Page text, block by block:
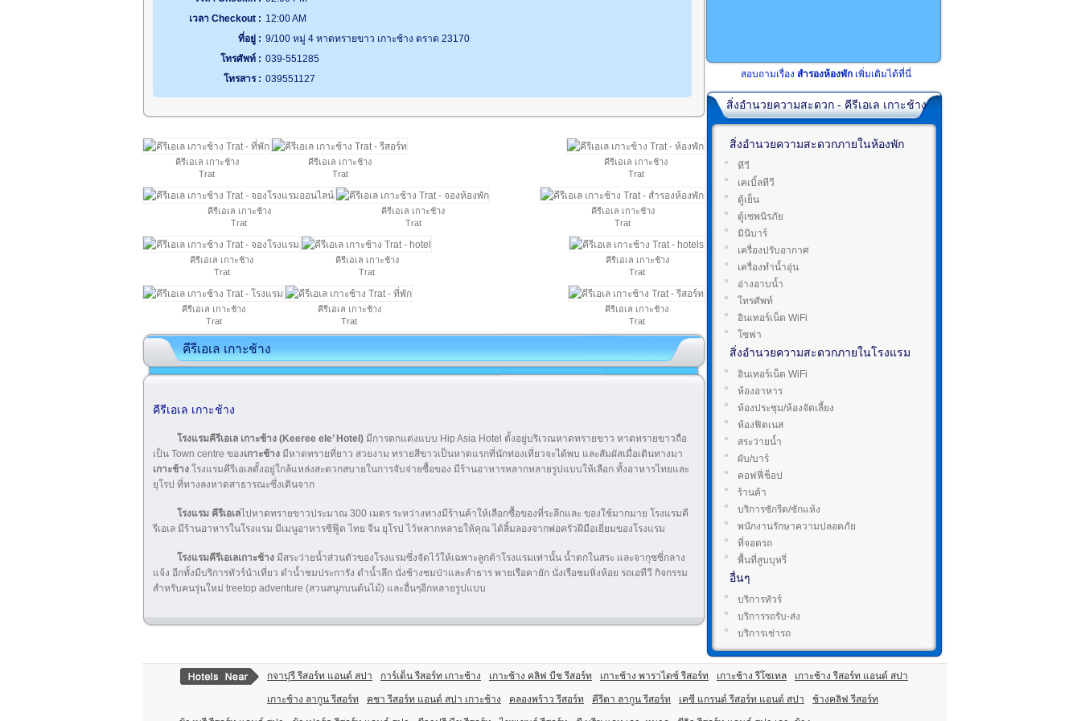
เวลา Checkout : 12:00 AM
ที่อยู่ : 9/100 หมู่ 4 หาดทรายขาว เกาะช้าง ตราด 23170
โทรศัพท์ : 039-551285
โทรสาร : 039551127
คีรีเอเล เกาะช้าง
Trat
คีรีเอเล เกาะช้าง
Trat
คีรีเอเล เกาะช้าง
Trat
คีรีเอเล เกาะช้าง
Trat
คีรีเอเล เกาะช้าง
Trat
คีรีเอเล เกาะช้าง
Trat
คีรีเอเล เกาะช้าง
Trat
คีรีเอเล เกาะช้าง
Trat
คีรีเอเล เกาะช้าง
Trat
คีรีเอเล เกาะช้าง
Trat
คีรีเอเล เกาะช้าง
Trat
คีรีเอเล เกาะช้าง
Trat
คีรีเอเล เกาะช้าง
คีรีเอเล เกาะช้าง
โรงแรมคีรีเอเล เกาะช้าง (Keeree ele’ Hotel) มีการตกแต่งแบบ Hip Asia Hotel ตั้งอยู่บริเวณหาดทรายขาว หาดทรายขาวถือ
เป็น Town centre ของเกาะช้าง มีหาดทรายที่ยาว สวยงาม ทรายสีขาวเป็นหาดแรกที่นักท่องเที่ยวจะได้พบ และสัมผัสเมื่อเดินทางมา
เกาะช้าง โรงแรมคีรีเอเลตั้งอยู่ใกล้แหล่งสะดวกสบายในการจับจ่ายซื้อของ มีร้านอาหารหลากหลายรูปแบบให้เลือก ทั้งอาหารไทยและ
ยุโรป ที่ทางลงหาดสาธารณะซึ่งเดินจาก
โรงแรม คีรีเอเลไปหาดทรายขาวประมาณ 300 เมตร ระหว่างทางมีร้านค้าให้เลือกซื้อของที่ระลึกและ ของใช้มากมาย โรงแรมคี
รีเอเล มีร้านอาหารในโรงแรม มีเมนูอาหารซีฟู๊ด ไทย จีน ยุโรป ไว้หลากหลายให้คุณ ได้ลิ้มลองจากพ่อครัวฝีมือเยี่ยมของโรงแรม
โรงแรมคีรีเอเลเกาะช้าง มีสระว่ายน้ำส่วนตัวของโรงแรมซึ่งจัดไว้ให้เฉพาะลูกค้าโรงแรมเท่านั้น น้ำตกในสระ และจากุซซี่กลาง
แจ้ง อีกทั้งมีบริการทัวร์นำเที่ยว ดำน้ำชมประการัง ดำน้ำลึก นั่งช้างชมป่าและลำธาร พายเรือคายัก นั่งเรือชมหิ่งห้อย รถเอทีวี กิจกรรม
สำหรับคนรุ่นใหม่ treetop adventure (สวนสนุกบนต้นไม้) และอื่นๆอีกหลายรูปแบบ
สอบถามเรื่อง สำรองห้องพัก เพิ่มเติมได้ที่นี่
สิ่งอำนวยความสะดวก - คีรีเอเล เกาะช้าง
สิ่งอำนวยความสะดวกภายในห้องพัก
ทีวี
เคเบิ้ลทีวี
ตู้เย็น
ตู้เซพนิรภัย
มินิบาร์
เครื่องปรับอากาศ
เครื่องทำน้ำอุ่น
อ่างอาบน้ำ
โทรศัพท์
อินเทอร์เน็ต WiFi
โซฟา
สิ่งอำนวยความสะดวกภายในโรงแรม
อินเทอร์เน็ต WiFi
ห้องอาหาร
ห้องประชุม/ห้องจัดเลี้ยง
ห้องฟิตเนส
สระว่ายน้ำ
ผับ/บาร์
คอฟฟี่ช็อป
ร้านค้า
บริการซักรีด/ซักแห้ง
พนักงานรักษาความปลอดภัย
ที่จอดรถ
พื้นที่สูบบุหรี่
อื่นๆ
บริการทัวร์
บริการรถรับ-ส่ง
บริการเช่ารถ
กจาปุรี รีสอร์ท แอนด์ สปา การ์เด็น รีสอร์ท เกาะช้าง เกาะช้าง คลิฟ บีช รีสอร์ท เกาะช้าง พาราไดซ์ รีสอร์ท เกาะช้าง รีโซเทล เกาะช้าง รีสอร์ท แอนด์ สปา
เกาะช้าง ลากูน รีสอร์ท คชา รีสอร์ท แอนด์ สปา เกาะช้าง คลองพร้าว รีสอร์ท คีรีตา ลากูน รีสอร์ท เคซี แกรนด์ รีสอร์ท แอนด์ สปา ช้างคลิฟ รีสอร์ท